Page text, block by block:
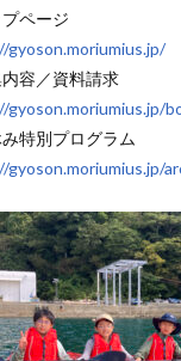
プページ
内容／資料請求
み特別プログラム